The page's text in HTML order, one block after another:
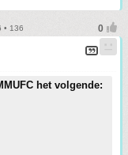
• 136
het volgende: